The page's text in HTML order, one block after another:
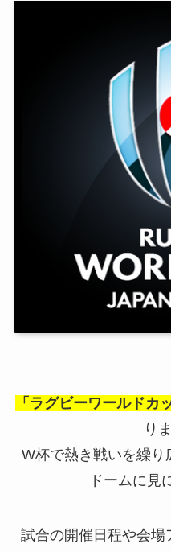
「ラグビーワールドカ
り
W杯で熱き戦いを繰
ドームに見
試合の開催日程や会場